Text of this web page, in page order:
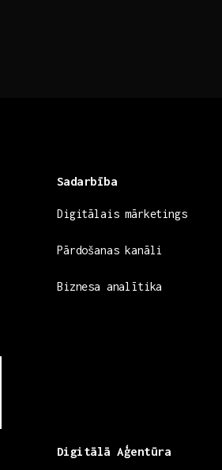
Sadarbība
Digitālais mārketings
Pārdošanas kanāli
Biznesa analītika
Digitālā Aģentūra